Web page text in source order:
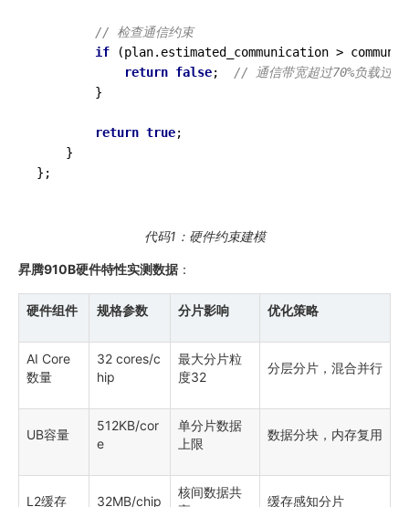
// 检查通信约束
if (plan.estimated_communication >
return false; // 通信带宽超过70%负载过重
        }
return true;
    }
};
代码1：硬件约束建模
昇腾910B硬件特性实测数据 ：
硬件组件 规格参数 分片影响 优化策略
AI Core
数量
32 cores/c
hip
最大分片粒
度32
分层分片，混合并行
UB容量
512KB/cor
e
单分片数据
上限
数据分块，内存复用
L2缓存 32MB/chip
核间数据共
缓存感知分片